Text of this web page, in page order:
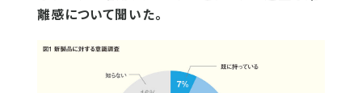
離感について聞いた。